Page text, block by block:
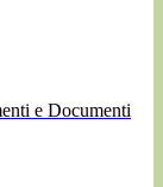
e Documenti